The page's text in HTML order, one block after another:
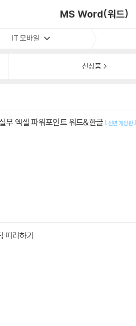
MS Word(워드)
IT 모바일
신상품
무 엑셀 파워포인트 워드&한글 [ 전면 개정판]
따라하기